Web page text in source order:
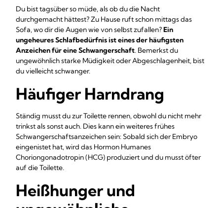
Du bist tagsüber so müde, als ob du die Nacht
durchgemacht hättest? Zu Hause ruft schon mittags das
Sofa, wo dir die Augen wie von selbst zufallen?Ein
ungeheures Schlafbedürfnis ist eines der häufigsten
Anzeichen für eine Schwangerschaft. Bemerkst du
ungewöhnlich starke Müdigkeit oder Abgeschlagenheit, bist
du vielleicht schwanger.
Häufiger Harndrang
Ständig musst du zur Toilette rennen, obwohl du nicht mehr
trinkst als sonst auch. Dies kann ein weiteres frühes
Schwangerschaftsanzeichen sein: Sobald sich der Embryo
eingenistet hat, wird das Hormon Humanes
Choriongonadotropin (HCG) produziert und du musst öfter
auf die Toilette.
Heißhunger und